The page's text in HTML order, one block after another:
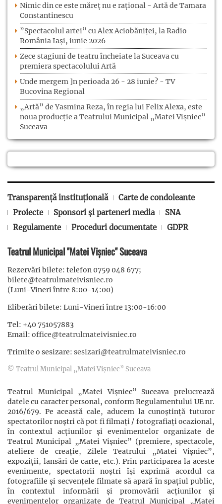
Nimic din ce este măreț nu e rațional - Artă de Tamara
Constantinescu
”Spectacolul artei” cu Alex Aciobăniței, la Radio
România Iași, iunie 2026
Zece stagiuni de teatru încheiate la Suceava cu
premiera spectacolului Artă
Unde mergem ]n perioada 26 - 28 iunie? - TV
Bucovina Regional
„Artă” de Yasmina Reza, în regia lui Felix Alexa, este
noua producție a Teatrului Municipal „Matei Vișniec”
Suceava
Transparență instituțională
Carte de condoleante
Proiecte
Sponsori și parteneri media
SNA
Regulamente
Proceduri documentate GDPR
Teatrul Municipal "Matei Vișniec" Suceava
Rezervări bilete: telefon 0759 048 677;
bilete@teatrulmateivisniec.ro
(Luni-Vineri între 8:00-14:00)
Eliberări bilete: Luni-Vineri între 13:00-16:00
Tel: +40 751057883
Email: office@teatrulmateivisniec.ro
Trimite o sesizare: sesizari@teatrulmateivisniec.ro
© Teatrul Municipal „Matei Vișniec” Suceava
Teatrul Municipal „Matei Vișniec” Suceava prelucrează
datele cu caracter personal, conform Regulamentului UE nr.
2016/679. Pe această cale, aducem la cunoștință tuturor
spectatorilor noștri că pot fi filmaţi / fotografiaţi ocazional,
în contextul acţiunilor şi evenimentelor organizate de
Teatrul Municipal „Matei Vișniec” (premiere, spectacole,
ateliere de creație, Zilele Teatrului „Matei Vișniec”,
expoziții, lansări de carte, etc.). Prin participarea la aceste
evenimente, spectatorii noștri își exprimă acordul ca
fotografiile și secvențele filmate să apară în spațiul public,
în contextul informării și promovării acţiunilor şi
evenimentelor organizate de Teatrul Municipal „Matei